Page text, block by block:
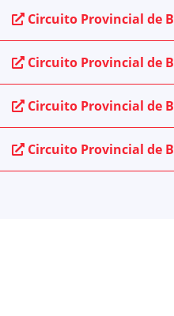
Circuito Provincial de
Circuito Provincial de
Circuito Provincial de
Circuito Provincial de